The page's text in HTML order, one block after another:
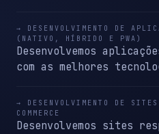
→ DESENVOLVIMENTO DE
(NATIVO, HÍBRIDO E PWA)
Desenvolvemos
com as melhores
→ DESENVOLVIMENTO DE
COMMERCE
Desenvolvemos sites